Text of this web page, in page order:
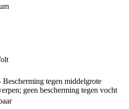
Bescherming tegen middelgrote
geen bescherming tegen vocht